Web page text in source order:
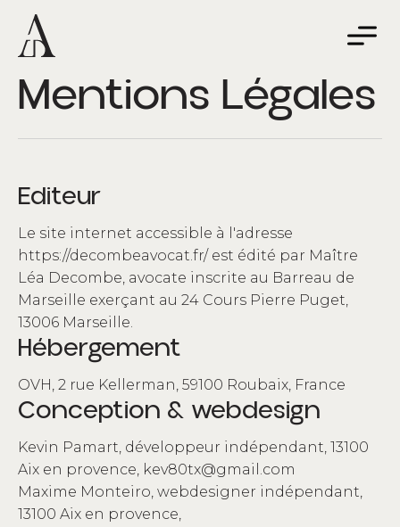
Mentions Légales
Editeur
Le site internet accessible à l'adresse
https://decombeavocat.fr/ est édité par Maître
Léa Decombe, avocate inscrite au Barreau de
Marseille exerçant au 24 Cours Pierre Puget,
13006 Marseille.
Hébergement
OVH, 2 rue Kellerman, 59100 Roubaix, France
Conception & webdesign
Kevin Pamart, développeur indépendant, 13100
Aix en provence, kev80tx@gmail.com
Maxime Monteiro, webdesigner indépendant,
13100 Aix en provence,